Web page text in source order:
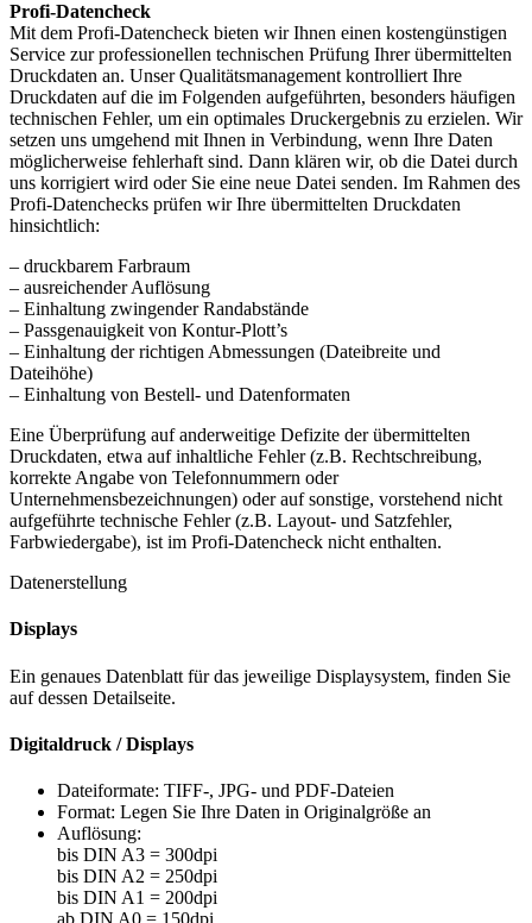
Profi-Datencheck
Mit dem Profi-Datencheck bieten wir Ihnen einen kostengünstigen
Service zur professionellen technischen Prüfung Ihrer übermittelten
Druckdaten an. Unser Qualitätsmanagement kontrolliert Ihre
Druckdaten auf die im Folgenden aufgeführten, besonders häufigen
technischen Fehler, um ein optimales Druckergebnis zu erzielen. Wir
setzen uns umgehend mit Ihnen in Verbindung, wenn Ihre Daten
möglicherweise fehlerhaft sind. Dann klären wir, ob die Datei durch
uns korrigiert wird oder Sie eine neue Datei senden. Im Rahmen des
Profi-Datenchecks prüfen wir Ihre übermittelten Druckdaten
hinsichtlich:
– druckbarem Farbraum
– ausreichender Auflösung
– Einhaltung zwingender Randabstände
– Passgenauigkeit von Kontur-Plott’s
– Einhaltung der richtigen Abmessungen (Dateibreite und
Dateihöhe)
– Einhaltung von Bestell- und Datenformaten
Eine Überprüfung auf anderweitige Defizite der übermittelten
Druckdaten, etwa auf inhaltliche Fehler (z.B. Rechtschreibung,
korrekte Angabe von Telefonnummern oder
Unternehmensbezeichnungen) oder auf sonstige, vorstehend nicht
aufgeführte technische Fehler (z.B. Layout- und Satzfehler,
Farbwiedergabe), ist im Profi-Datencheck nicht enthalten.
Datenerstellung
Displays
Ein genaues Datenblatt für das jeweilige Displaysystem, finden Sie
auf dessen Detailseite.
Digitaldruck / Displays
Dateiformate: TIFF-, JPG- und PDF-Dateien
Format: Legen Sie Ihre Daten in Originalgröße an
Auflösung:
bis DIN A3 = 300dpi
bis DIN A2 = 250dpi
bis DIN A1 = 200dpi